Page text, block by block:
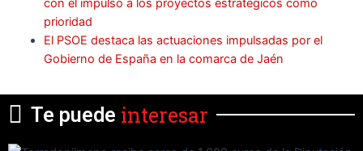
con el impulso a los proyectos estratégicos como
prioridad
El PSOE destaca las actuaciones impulsadas por el
Gobierno de España en la comarca de Jaén
Te puede interesar